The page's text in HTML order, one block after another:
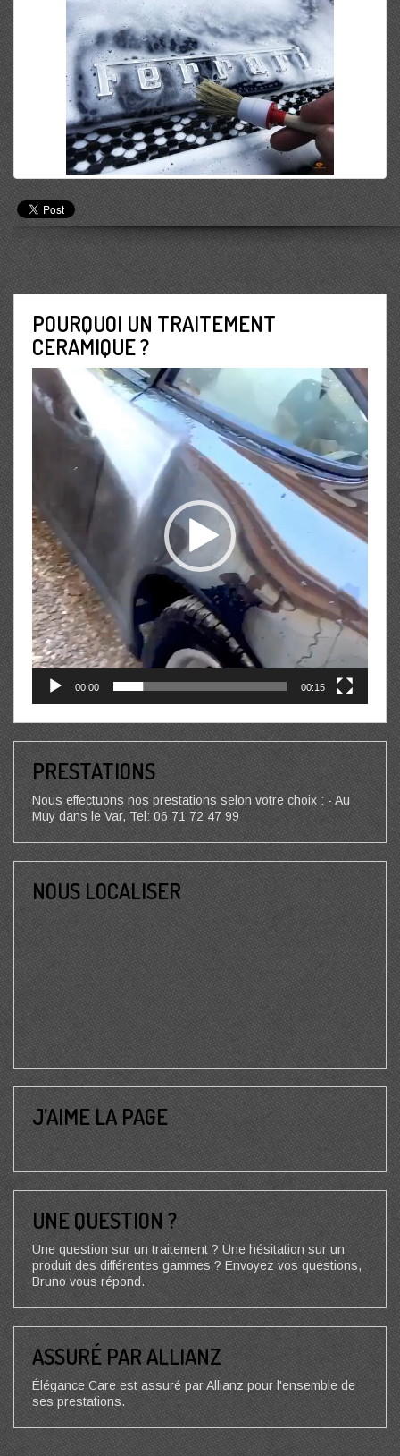
POURQUOI UN TRAITEMENT
CERAMIQUE ?
Lecteur
vidéo
00:00 00:15
PRESTATIONS
Nous effectuons nos prestations selon votre choix : - Au
Muy dans le Var, Tel: 06 71 72 47 99
NOUS LOCALISER
J’AIME LA PAGE
UNE QUESTION ?
Une question sur un traitement ? Une hésitation sur un
produit des différentes gammes ? Envoyez vos questions,
Bruno vous répond.
ASSURÉ PAR ALLIANZ
Élégance Care est assuré par Allianz pour l'ensemble de
ses prestations.